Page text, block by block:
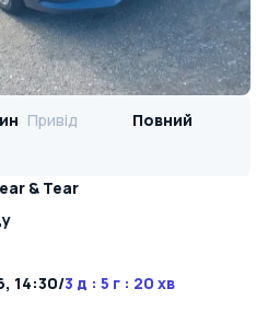
Привід
Повний
& Tear
14:30/3 д : 5 г : 20 хв